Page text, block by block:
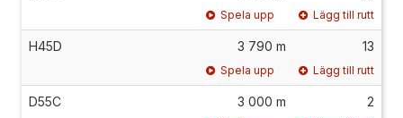
Spela upp Lägg till rutt
H45D 3 790 m 13
Spela upp Lägg till rutt
D55C 3 000 m 2